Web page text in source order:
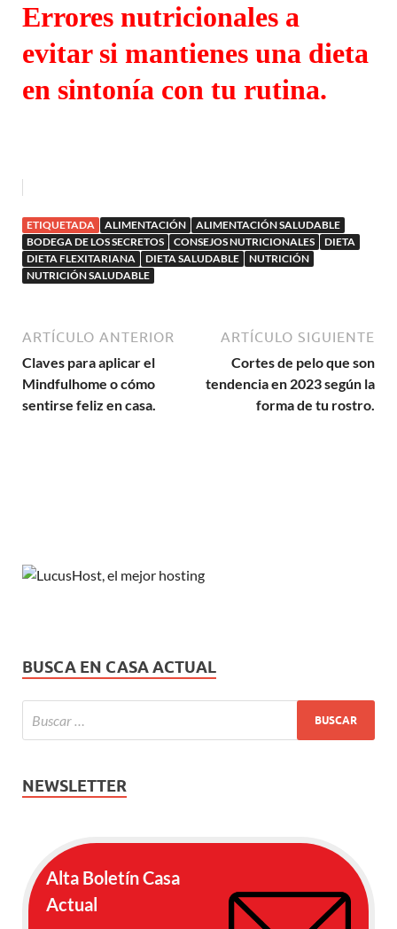
Errores nutricionales a
evitar si mantienes una dieta
en sintonía con tu rutina.
ETIQUETADA ALIMENTACIÓN
ALIMENTACIÓN SALUDABLE
BODEGA DE LOS SECRETOS
CONSEJOS NUTRICIONALES
DIETA
DIETA FLEXITARIANA
DIETA SALUDABLE
NUTRICIÓN
NUTRICIÓN SALUDABLE
ARTÍCULO ANTERIOR
Claves para aplicar el
Mindfulhome o cómo
sentirse feliz en casa.
ARTÍCULO SIGUIENTE
Cortes de pelo que son
tendencia en 2023 según la
forma de tu rostro.
BUSCA EN CASA ACTUAL
NEWSLETTER
Alta Boletín Casa
Actual